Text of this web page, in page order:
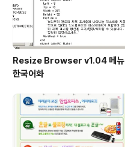
Resize Browser v1.04 메뉴
한국어화